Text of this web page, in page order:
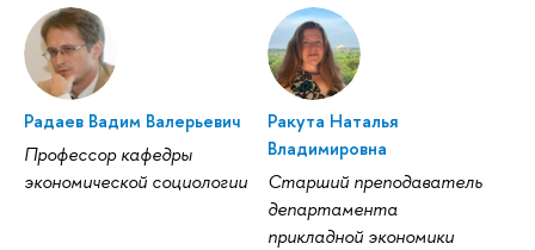
Радаев Вадим Валерьевич
Профессор кафедры
экономической социологии
Ракута Наталья
Владимировна
Старший преподаватель
департамента
прикладной экономики